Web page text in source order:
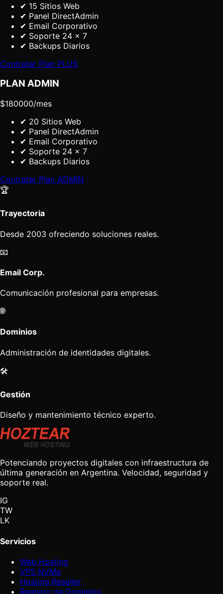
✔ 15 Sitios Web
✔ Panel DirectAdmin
✔ Email Corporativo
✔ Soporte 24 x 7
✔ Backups Diarios
Contratar Plan PLUS
PLAN ADMIN
$180000/mes
✔ 20 Sitios Web
✔ Panel DirectAdmin
✔ Email Corporativo
✔ Soporte 24 x 7
✔ Backups Diarios
Contratar Plan ADMIN
🏆
Trayectoria
Desde 2003 ofreciendo soluciones reales.
📧
Email Corp.
Comunicación profesional para empresas.
🌐
Dominios
Administración de identidades digitales.
🛠️
Gestión
Diseño y mantenimiento técnico experto.
Potenciando proyectos digitales con infraestructura de
última generación en Argentina. Velocidad, seguridad y
soporte real.
IG
TW
LK
Servicios
Web Hosting
VPS NVMe
Hosting Reseller
Registro de Dominios